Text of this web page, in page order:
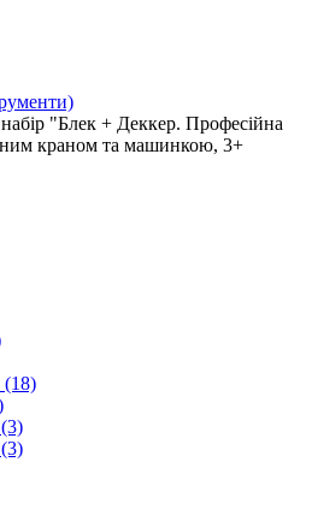
"Блек + Деккер. Професійна
краном та машинкою, 3+
(18)
(3)
(3)